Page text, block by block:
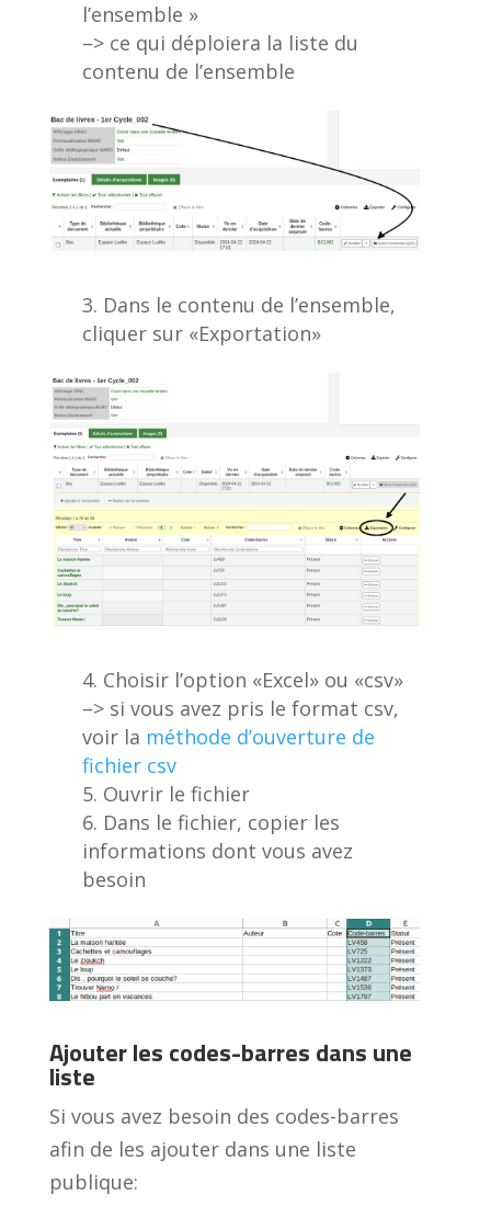
l’ensemble »
–> ce qui déploiera la liste du
contenu de l’ensemble
Dans le contenu de l’ensemble,
cliquer sur «Exportation»
Choisir l’option «Excel» ou «csv»
–> si vous avez pris le format csv,
voir la méthode d’ouverture de
fichier csv
Ouvrir le fichier
Dans le fichier, copier les
informations dont vous avez
besoin
Ajouter les codes-barres dans une
liste
Si vous avez besoin des codes-barres
afin de les ajouter dans une liste
publique: